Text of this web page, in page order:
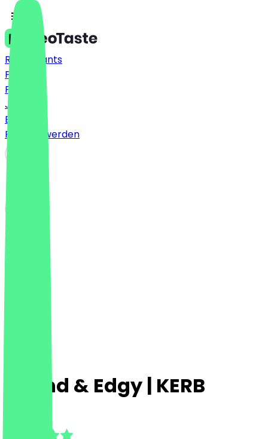
Restaurants
Preise
FAQ
Jobs
Blog
Partner werden
Round & Edgy | KERB